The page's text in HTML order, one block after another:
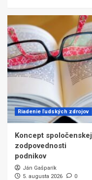
Riadenie ľudských zdrojov
Koncept spoločenskej
zodpovednosti
podnikov
Ján Gašparík
5. augusta 2026
0